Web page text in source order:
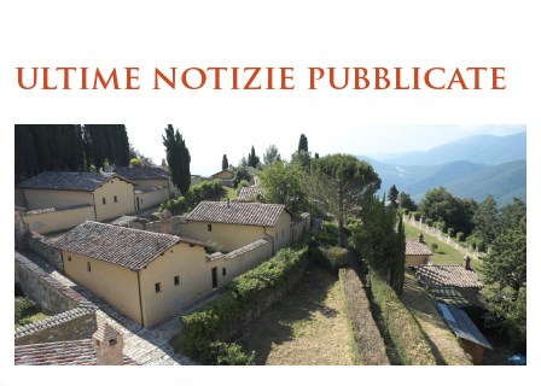
ultime notizie pubblicate